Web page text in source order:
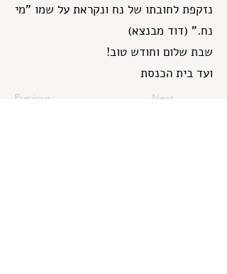
Previous Next
נזקפת לחובתו של נח ונקראת על שמו "מי
נח." (דוד מבנצא)
שבת שלום וחודש טוב!
ועד בית הכנסת